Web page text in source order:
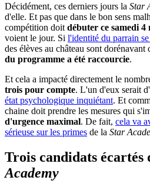
Décidément, ces derniers jours la Star
d'elle. Et pas que dans le bon sens
compétition doit débuter ce samedi 4
voient le jour. Si l'identité du parrain
des élèves au château sont dorénavant
du programme a été raccourcie.
Et cela a impacté directement le
trois pour compte. L'un d'eux serait
état psychologique inquiétant. Et
chaine doit prendre les mesures qui
d'urgence maximal. De fait, cela va
sérieuse sur les primes de la Star
Trois candidats écartés
Academy